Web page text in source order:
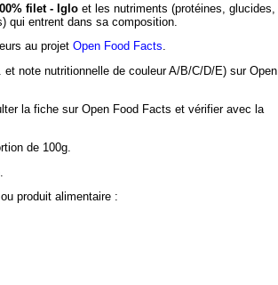
filet - Iglo et les nutriments (protéines, glucides,
entrent dans sa composition.
au projet Open Food Facts.
note nutritionnelle de couleur A/B/C/D/E) sur Open
la fiche sur Open Food Facts et vérifier avec la
de 100g.
produit alimentaire :